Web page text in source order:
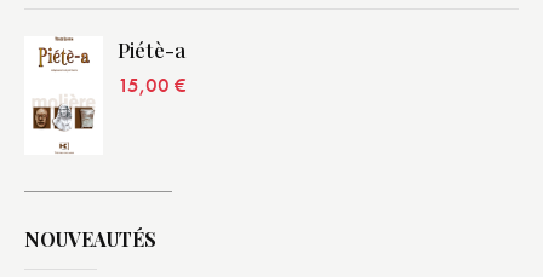
Piétè-a
15,00 €
NOUVEAUTÉS